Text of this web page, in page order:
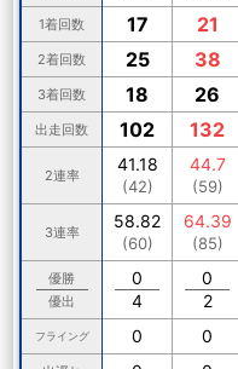
1着回数 17 21
2着回数 25 38
3着回数 18 26
出走回数 102 132
2連率
41.18
(42)
44.7
(59)
3連率
58.82
(60)
64.39
(85)
優勝
優出
0
4
0
2
フライング 0 0